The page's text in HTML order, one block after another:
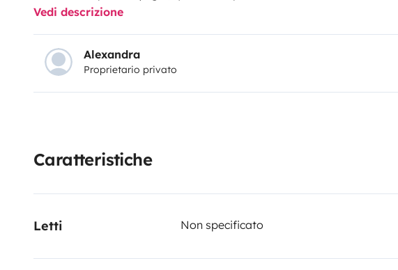
Facile à conduire, fiable et agréable sur la route. Parfait pour profiter
vanlife tout en gardant un bon niveau de confort. Un compagnon
explorer et créer de beaux souvenirs. 🚐✨possibilités de
véhicule à la place du camion . N’hésitez à demander plus de photos
renseignements nous restons à votre écoute .
Vedi descrizione
Alexandra
Proprietario privato
Caratteristiche
Letti Non specificato